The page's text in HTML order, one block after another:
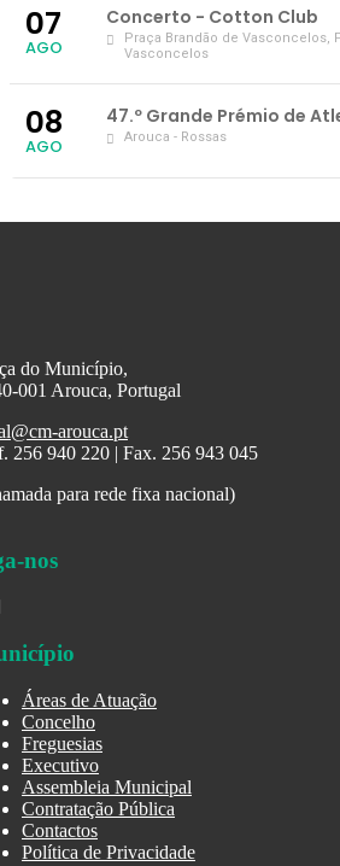
07
AGO
Concerto - Cotton Club
Praça Brandão de Vasconcelos,
Vasconcelos
08
AGO
47.º Grande Prémio de
Arouca - Rossas
do Município,
001 Arouca, Portugal
arouca.pt
256 940 220 | Fax. 256 943 045
para rede fixa nacional)
nos
Áreas de Atuação
Concelho
Freguesias
Executivo
Assembleia Municipal
Contratação Pública
Contactos
Política de Privacidade